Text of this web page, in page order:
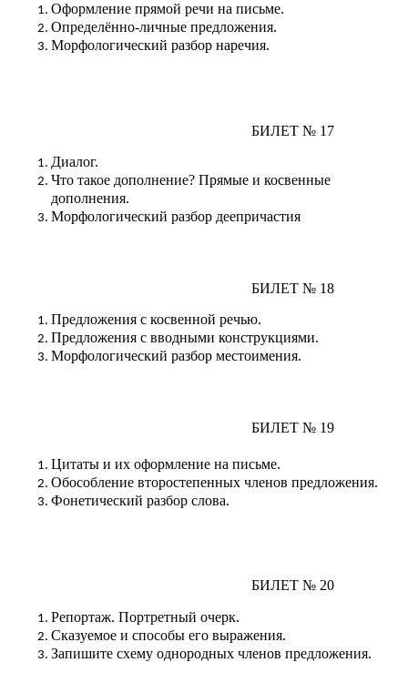
Оформление прямой речи на письме.
Определённо-личные предложения.
Морфологический разбор наречия.
БИЛЕТ № 17
Диалог.
Что такое дополнение? Прямые и косвенные
дополнения.
Морфологический разбор деепричастия
БИЛЕТ № 18
Предложения с косвенной речью.
Предложения с вводными конструкциями.
Морфологический разбор местоимения.
БИЛЕТ № 19
Цитаты и их оформление на письме.
Обособление второстепенных членов предложения.
Фонетический разбор слова.
БИЛЕТ № 20
Репортаж. Портретный очерк.
Сказуемое и способы его выражения.
Запишите схему однородных членов предложения.